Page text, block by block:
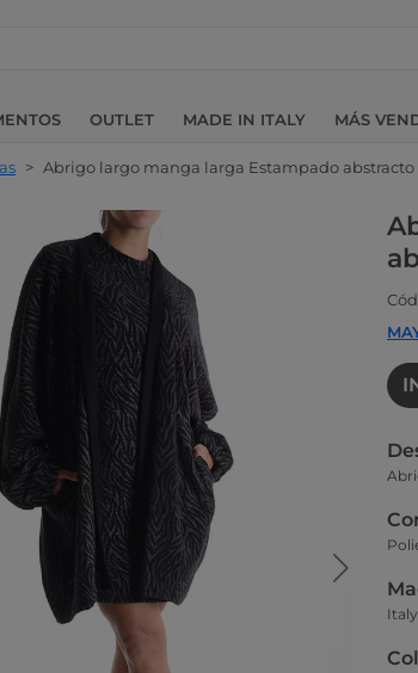
OUTLET MADE IN ITALY MÁS
> Abrigo largo manga larga Estampado abstracto
Italy